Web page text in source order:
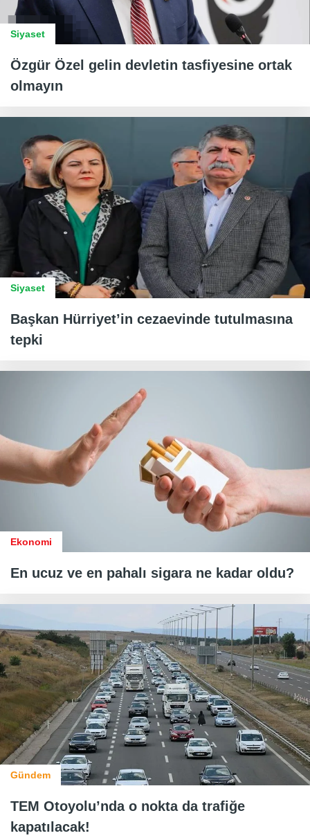
Siyaset
Özgür Özel gelin devletin tasfiyesine ortak
olmayın
Siyaset
Başkan Hürriyet’in cezaevinde tutulmasına
tepki
Ekonomi
En ucuz ve en pahalı sigara ne kadar oldu?
Gündem
TEM Otoyolu’nda o nokta da trafiğe
kapatılacak!